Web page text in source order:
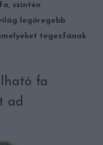
szintén
legöregebb
tegezfának
fa
ad